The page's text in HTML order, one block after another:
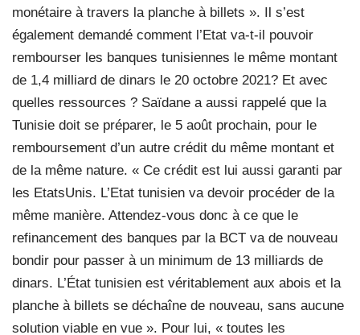
monétaire à travers la planche à billets ». Il s’est
également demandé comment l’Etat va-t-il pouvoir
rembourser les banques tunisiennes le même montant
de 1,4 milliard de dinars le 20 octobre 2021? Et avec
quelles ressources ? Saïdane a aussi rappelé que la
Tunisie doit se préparer, le 5 août prochain, pour le
remboursement d’un autre crédit du même montant et
de la même nature. « Ce crédit est lui aussi garanti par
les EtatsUnis. L’Etat tunisien va devoir procéder de la
même manière. Attendez-vous donc à ce que le
refinancement des banques par la BCT va de nouveau
bondir pour passer à un minimum de 13 milliards de
dinars. L’État tunisien est véritablement aux abois et la
planche à billets se déchaîne de nouveau, sans aucune
solution viable en vue ». Pour lui, « toutes les